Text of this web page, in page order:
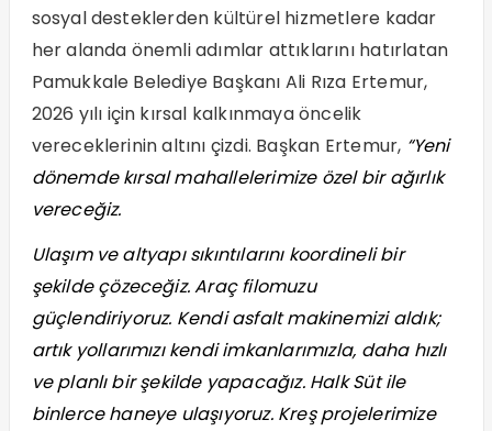
sosyal desteklerden kültürel hizmetlere kadar
her alanda önemli adımlar attıklarını hatırlatan
Pamukkale Belediye Başkanı Ali Rıza Ertemur,
2026 yılı için kırsal kalkınmaya öncelik
vereceklerinin altını çizdi. Başkan Ertemur, “Yeni
dönemde kırsal mahallelerimize özel bir ağırlık
vereceğiz.
Ulaşım ve altyapı sıkıntılarını koordineli bir
şekilde çözeceğiz. Araç filomuzu
güçlendiriyoruz. Kendi asfalt makinemizi aldık;
artık yollarımızı kendi imkanlarımızla, daha hızlı
ve planlı bir şekilde yapacağız. Halk Süt ile
binlerce haneye ulaşıyoruz. Kreş projelerimize